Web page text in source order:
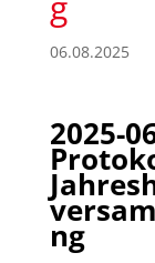
06.08.2025
2025-
ng